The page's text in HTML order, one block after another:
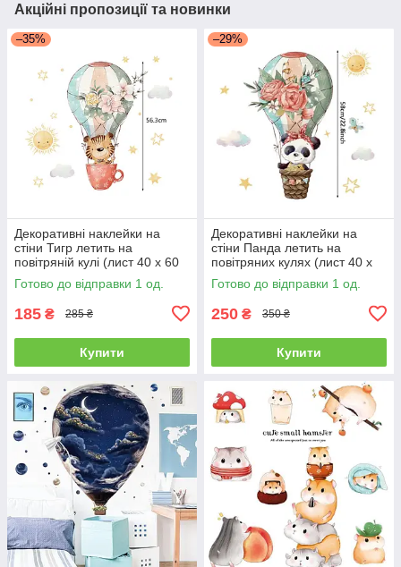
Акційні пропозиції та новинки
–35%
Декоративні наклейки на
стіни Тигр летить на
повітряній кулі (лист 40 х 60
см) Б156-20-10
Готово до відправки 1 од.
185 ₴ 285 ₴
Купити
–29%
Декоративні наклейки на
стіни Панда летить на
повітряних кулях (лист 40 х
60 см) Б156-20-7
Готово до відправки 1 од.
250 ₴ 350 ₴
Купити